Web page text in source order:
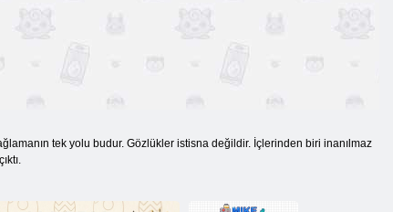
tek yolu budur. Gözlükler istisna değildir. İçlerinden biri inanılmaz